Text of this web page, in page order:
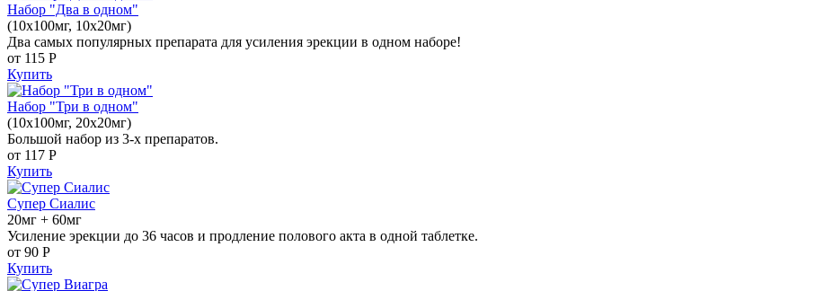
Набор "Два в одном"
(10x100мг, 10x20мг)
Два самых популярных препарата для усиления эрекции в одном наборе!
от 115 Р
Купить
Набор "Три в одном"
(10x100мг, 20x20мг)
Большой набор из 3-х препаратов.
от 117 Р
Купить
Супер Сиалис
20мг + 60мг
Усиление эрекции до 36 часов и продление полового акта в одной таблетке.
от 90 Р
Купить